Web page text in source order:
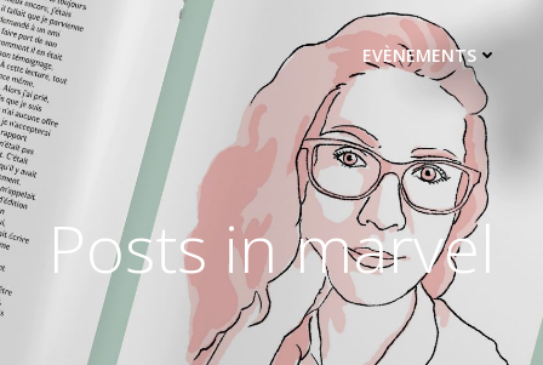
EVÈNEMENTS
Posts inmarvel